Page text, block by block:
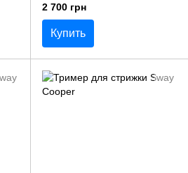
2 700 грн
Купить